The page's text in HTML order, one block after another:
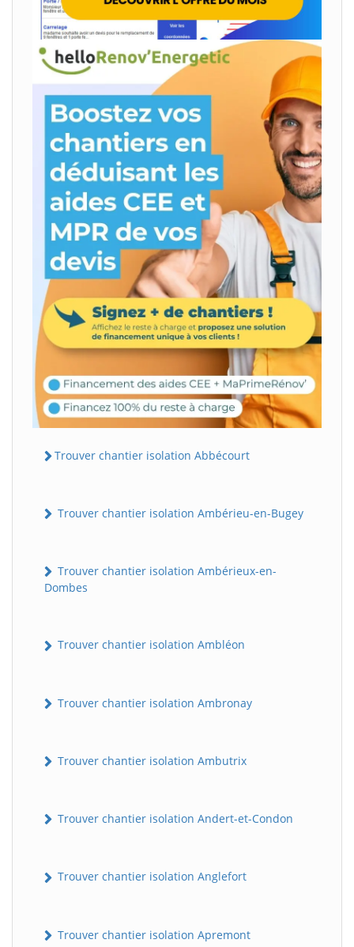
Trouver chantier isolation Abbécourt
Trouver chantier isolation Ambérieu-en-Bugey
Trouver chantier isolation Ambérieux-en-
Dombes
Trouver chantier isolation Ambléon
Trouver chantier isolation Ambronay
Trouver chantier isolation Ambutrix
Trouver chantier isolation Andert-et-Condon
Trouver chantier isolation Anglefort
Trouver chantier isolation Apremont